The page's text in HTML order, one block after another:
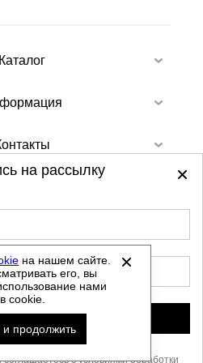
Каталог
- все права
интернет магазином и
публичной офертой.
персональных данных
-
на нашем сайте.
его, вы
нами
cookie.
и продолжить
на рассылку
с условиямиобработки